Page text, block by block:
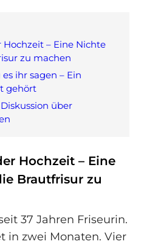
– Eine Nichte
zu machen
ihr sagen – Ein
gehört
über
Hochzeit – Eine
Brautfrisur zu
37 Jahren Friseurin.
in zwei Monaten. Vier